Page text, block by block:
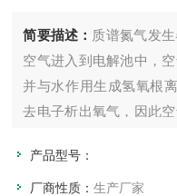
简要描述： 质谱氮气发
空气进入到电解池中，
并与水作用生成氢氧根
去电子析出氧气，因此
产品型号：
厂商性质：生产厂家